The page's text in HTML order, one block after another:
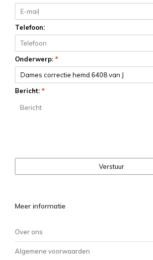
Telefoon:
Onderwerp: *
Bericht: *
Verstuur
Meer informatie
Over ons
Algemene voorwaarden